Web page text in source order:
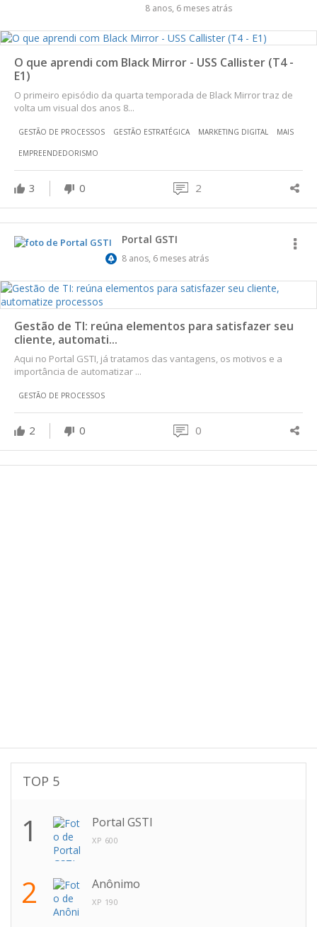
8 anos, 6 meses atrás
O que aprendi com Black Mirror - USS Callister (T4 -
E1)
O primeiro episódio da quarta temporada de Black Mirror traz de
volta um visual dos anos 8...
GESTÃO DE PROCESSOS GESTÃO ESTRATÉGICA MARKETING DIGITAL MAIS
EMPREENDEDORISMO
3 0 2
Portal GSTI
8 anos, 6 meses atrás
Gestão de TI: reúna elementos para satisfazer seu
cliente, automati...
Aqui no Portal GSTI, já tratamos das vantagens, os motivos e a
importância de automatizar ...
GESTÃO DE PROCESSOS
2 0 0
TOP 5
1 Portal GSTI
XP 600
2 Anônimo
XP 190